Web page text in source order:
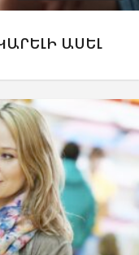
ԱՍԵԼ